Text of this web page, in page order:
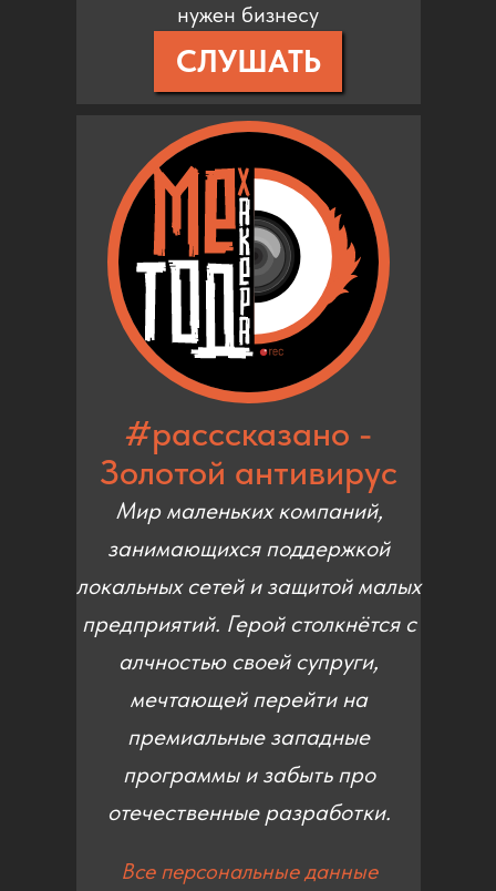
нужен бизнесу
СЛУШАТЬ
#расссказано -
Золотой антивирус
Мир маленьких компаний,
занимающихся поддержкой
локальных сетей и защитой малых
предприятий. Герой столкнётся с
алчностью своей супруги,
мечтающей перейти на
премиальные западные
программы и забыть про
отечественные разработки.
Все персональные данные